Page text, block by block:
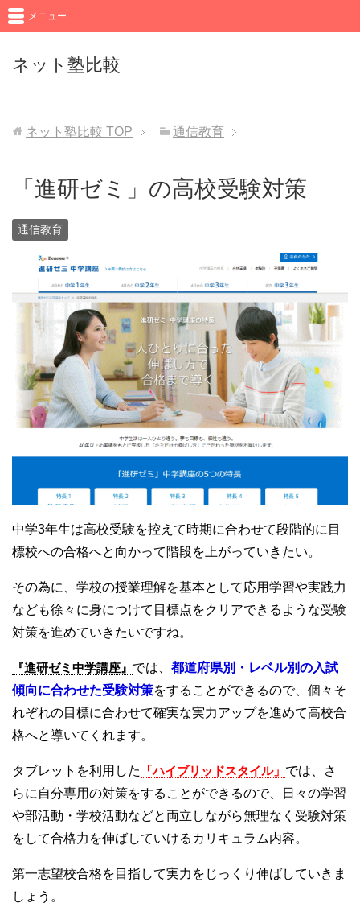
ネット塾比較
メニュー
ネット塾比較 TOP 通信教育
「進研ゼミ」の高校受験対策
通信教育
中学3年生は高校受験を控えて時期に合わせて段階的に目
標校への合格へと向かって階段を上がっていきたい。
その為に、学校の授業理解を基本として応用学習や実践力
なども徐々に身につけて目標点をクリアできるような受験
対策を進めていきたいですね。
『進研ゼミ中学講座』 では、 都道府県別・レベル別の入試
傾向に合わせた受験対策をすることができるので、個々そ
れぞれの目標に合わせて確実な実力アップを進めて高校合
格へと導いてくれます。
タブレットを利用した 「ハイブリッドスタイル」 では、さ
らに自分専用の対策をすることができるので、日々の学習
や部活動・学校活動などと両立しながら無理なく受験対策
をして合格力を伸ばしていけるカリキュラム内容。
第一志望校合格を目指して実力をじっくり伸ばしていきま
しょう。